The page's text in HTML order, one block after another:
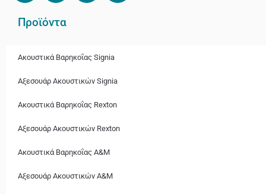
Προϊόντα
Ακουστικά Βαρηκοΐας Signia
Αξεσουάρ Ακουστικών Signia
Ακουστικά Bαρηκοΐας Rexton
Αξεσουάρ Ακουστικών Rexton
Ακουστικά Βαρηκοΐας A&M
Αξεσουάρ Ακουστικών A&M